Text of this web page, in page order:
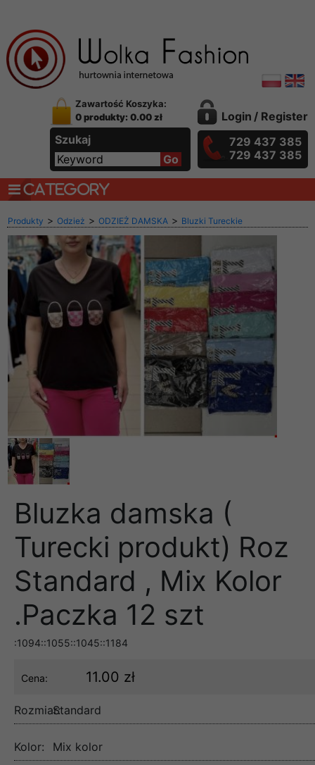
Zawartość Koszyka:
0 produkty: 0.00 zł
Szukaj
Login / Register
729 437 385
729 437 385
CATEGORY
Produkty > Odzież > ODZIEŻ DAMSKA > Bluzki Tureckie
Bluzka damska (
Turecki produkt) Roz
Standard , Mix Kolor
.Paczka 12 szt
:1094::1055::1045::1184
Cena: 11.00 zł
Rozmiar:Standard
Kolor: Mix kolor